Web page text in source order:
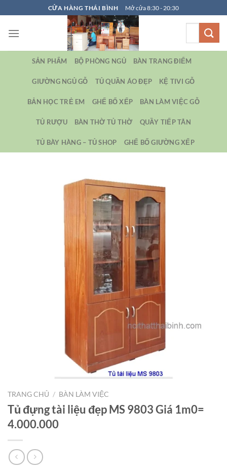
qua
nội
CỬA HÀNG THÁI BÌNH Mở cửa 8:30 - 20:30
SẢN PHẨM BỘ PHÒNG NGỦ BÀN TRANG ĐIỂM
GIƯỜNG NGỦ GỖ TỦ QUẦN ÁO ĐẸP KỆ TIVI GỖ
BẢN HỌC TRẺ EM GHẾ BỐ XẾP BÀN LÀM VIỆC GỖ
TỦ RƯỢU BÀN THỜ TỦ THỜ QUẦY TIẾP TÂN
TỦ BÀY HÀNG – TỦ SHOP GHẾ BỐ GIƯỜNG XẾP
TRANG CHỦ / BÀN LÀM VIỆC
Tủ đựng tài liệu đẹp MS 9803 Giá 1m0=
4.000.000